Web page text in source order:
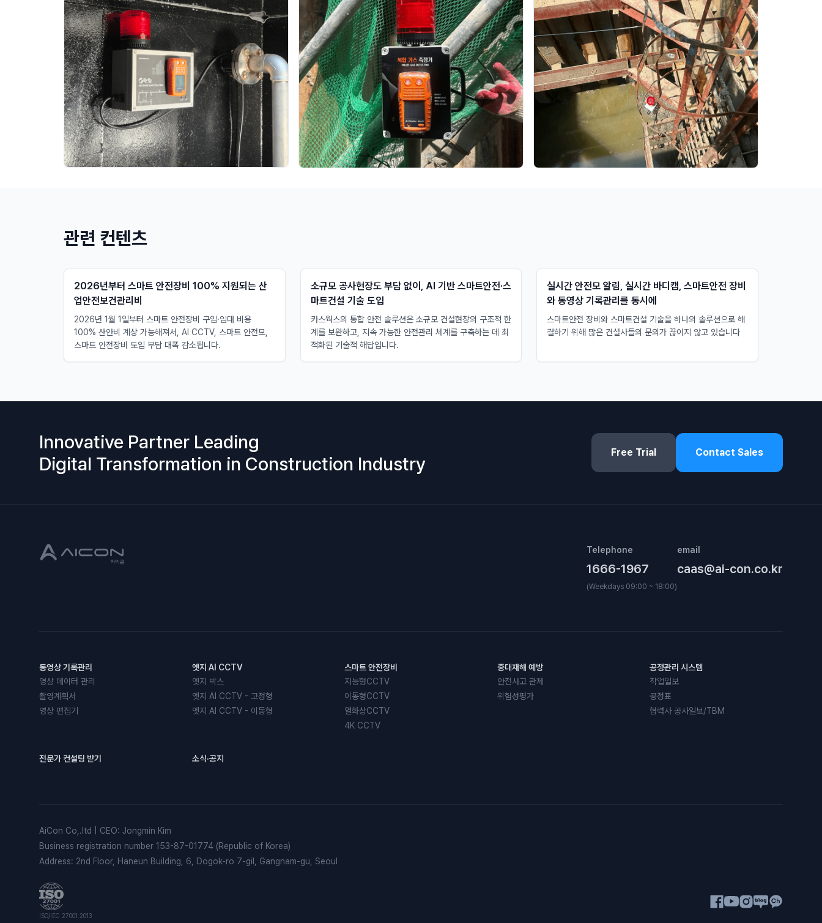
관련 컨텐츠
2026년부터 스마트 안전장비 100% 지원되는 산
업안전보건관리비
2026년 1월 1일부터 스마트 안전장비 구입·임대 비용
100% 산안비 계상 가능해져서, AI CCTV, 스마트 안전모,
스마트 안전장비 도입 부담 대폭 감소됩니다.
소규모 공사현장도 부담 없이, AI 기반 스마트안전·스
마트건설 기술 도입
카스웍스의 통합 안전 솔루션은 소규모 건설현장의 구조적 한
계를 보완하고, 지속 가능한 안전관리 체계를 구축하는 데 최
적화된 기술적 해답입니다. ​
실시간 안전모 알림, 실시간 바디캠, 스마트안전 장비
와 동영상 기록관리를 동시에
스마트안전 장비와 스마트건설 기술을 하나의 솔루션으로 해
결하기 위해 많은 건설사들의 문의가 끊이지 않고 있습니다
Innovative Partner Leading
Digital Transformation in Construction Industry
Free Trial Contact Sales
Telephone
1666-1967
(Weekdays 09:00 ~ 18:00)
email
caas@ai-con.co.kr
동영상 기록관리
영상 데이터 관리
촬영계획서
영상 편집기
엣지 AI CCTV
엣지 박스
엣지 AI CCTV - 고정형
엣지 AI CCTV - 이동형
스마트 안전장비
지능형CCTV
이동형CCTV
열화상CCTV
4K CCTV
중대재해 예방
안전사고 관제
위험성평가
공정관리 시스템
작업일보
공정표
협력사 공사일보/TBM
전문가 컨설팅 받기 소식·공지
AiCon Co,.ltd CEO: Jongmin Kim
Business registration number 153-87-01774 (Republic of Korea)
Address: 2nd Floor, Haneun Building, 6, Dogok-ro 7-gil, Gangnam-gu, Seoul
ISO/IEC 27001:2013